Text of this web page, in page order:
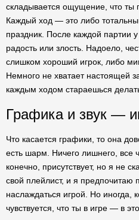
складывается ощущение, что ты
Каждый ход — это либо
праздник. После каждой партии
радость или злость. Надоело,
слишком хороший игрок, либо
Немного не хватает настоящей
каждым ходом стараешься
Графика и звук —
Что касается графики, то она
есть шарм. Ничего лишнего, все
конечно, присутствует, но я не
свой плейлист, и я предпочитаю
наслаждаться игрой. Но иногда,
чувствуется, что ты в игре — в